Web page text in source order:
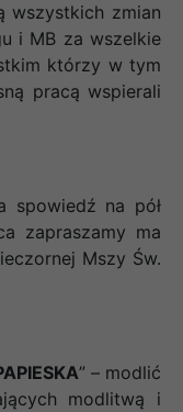
wszystkich zmian
i MB za wszelkie
którzy w tym
pracą wspierali
spowiedź na pół
zapraszamy ma
Mszy Św.
” – modlić
modlitwą i